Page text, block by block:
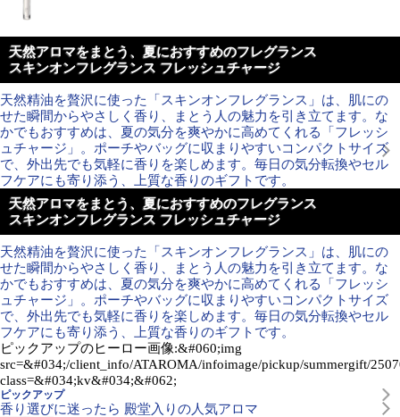
天然アロマをまとう、夏におすすめのフレグランス
スキンオンフレグランス フレッシュチャージ
天然精油を贅沢に使った「スキンオンフレグランス」は、肌にの
せた瞬間からやさしく香り、まとう人の魅力を引き立てます。な
かでもおすすめは、夏の気分を爽やかに高めてくれる「フレッシ
ュチャージ」。ポーチやバッグに収まりやすいコンパクトサイズ
で、外出先でも気軽に香りを楽しめます。毎日の気分転換やセル
フケアにも寄り添う、上質な香りのギフトです。
天然アロマをまとう、夏におすすめのフレグランス
スキンオンフレグランス フレッシュチャージ
天然精油を贅沢に使った「スキンオンフレグランス」は、肌にの
せた瞬間からやさしく香り、まとう人の魅力を引き立てます。な
かでもおすすめは、夏の気分を爽やかに高めてくれる「フレッシ
ュチャージ」。ポーチやバッグに収まりやすいコンパクトサイズ
で、外出先でも気軽に香りを楽しめます。毎日の気分転換やセル
フケアにも寄り添う、上質な香りのギフトです。
ピックアップのヒーロー画像:&#060;img
src=&#034;/client_info/ATAROMA/infoimage/pickup/summergift/
class=&#034;kv&#034;&#062;
ピックアップ
香り選びに迷ったら 殿堂入りの人気アロマ